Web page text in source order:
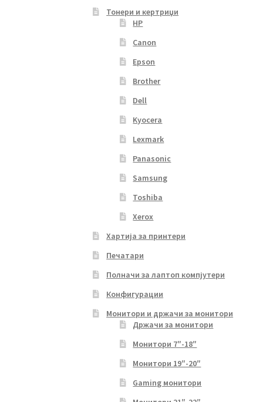
Тонери и кертриџи
HP
Canon
Epson
Brother
Dell
Kyocera
Lexmark
Panasonic
Samsung
Toshiba
Xerox
Хартија за принтери
Печатари
Полначи за лаптоп компјутери
Конфигурации
Монитори и држачи за монитори
Држачи за монитори
Монитори 7″-18″
Монитори 19″-20″
Gaming монитори